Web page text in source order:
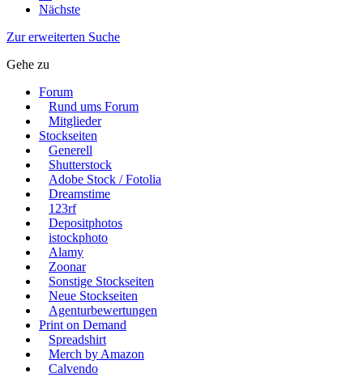
Nächste
Zur erweiterten Suche
Gehe zu
Forum
Rund ums Forum
Mitglieder
Stockseiten
Generell
Shutterstock
Adobe Stock / Fotolia
Dreamstime
123rf
Depositphotos
istockphoto
Alamy
Zoonar
Sonstige Stockseiten
Neue Stockseiten
Agenturbewertungen
Print on Demand
Spreadshirt
Merch by Amazon
Calvendo